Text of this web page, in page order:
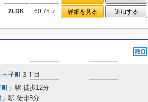
2LDK 60.75㎡ 詳細を見る 追加する
王子町 ３丁目
町 」駅 徒歩12分
」駅 徒歩8分